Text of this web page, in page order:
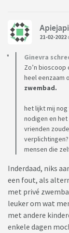
21-02-2022
Ginevra
Zo’n
heel eenzaam
zwembad.
het lijkt mij
nodigen en
vrienden
mensen die
Inderdaad, niks
een fout, als
met privé
leuker om wat
met andere
enkele dagen